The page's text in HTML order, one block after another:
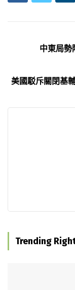
中東局勢
美國駁斥關閉基
Trending